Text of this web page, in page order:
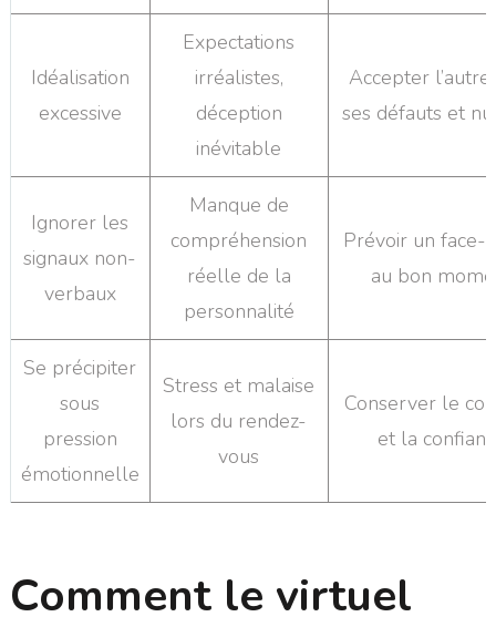
Idéalisation
excessive
Expectations
irréalistes,
déception
inévitable
Accepter l’autre
ses défauts et
Ignorer les
signaux non-
verbaux
Manque de
compréhension
réelle de la
personnalité
Prévoir un face-
au bon
Se précipiter
sous
pression
émotionnelle
Stress et malaise
lors du rendez-
vous
Conserver le
et la
Comment le virtuel